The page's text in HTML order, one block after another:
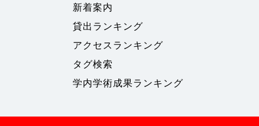
新着案内
貸出ランキング
アクセスランキング
タグ検索
学内学術成果ランキング